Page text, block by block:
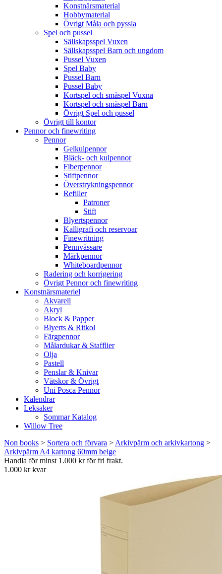
Konstnärsmaterial
Hobbymaterial
Övrigt Måla och pyssla
Spel och pussel
Sällskapsspel Vuxen
Sällskapsspel Barn och ungdom
Pussel Vuxen
Spel Baby
Pussel Barn
Pussel Baby
Kortspel och småspel Vuxna
Kortspel och småspel Barn
Övrigt Spel och pussel
Övrigt till kontor
Pennor och finewriting
Pennor
Gelkulpennor
Bläck- och kulpennor
Fiberpennor
Stiftpennor
Överstrykningspennor
Refiller
Patroner
Stift
Blyertspennor
Kalligrafi och reservoar
Finewritning
Pennvässare
Märkpennor
Whiteboardpennor
Radering och korrigering
Övrigt Pennor och finewriting
Konstnärsmateriel
Akvarell
Akryl
Block & Papper
Blyerts & Ritkol
Färgpennor
Målardukar & Stafflier
Olja
Pastell
Penslar & Knivar
Vätskor & Övrigt
Uni Posca Pennor
Kalendrar
Leksaker
Sommar Katalog
Willow Tree
Non books > Sortera och förvara > Arkivpärm och arkivkartong >
Arkivpärm A4 kartong 60mm beige
Handla för minst 1.000 kr för fri frakt.
1.000 kr kvar